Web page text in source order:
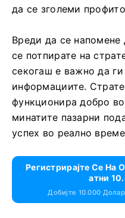
да се зголеми
Вреди да се напомене
се потпирате на
секогаш е важно да
информациите.
функционира добро
минатите пазарни
успех во реално
Регистрирајте Се На
Атни
Добијте 10.000